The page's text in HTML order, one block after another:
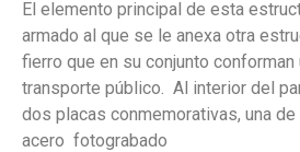
El elemento principal de esta
armado al que se le anexa otra
fierro que en su conjunto conforman
transporte público.
Al interior del
dos placas conmemorativas, una
acero fotograbado